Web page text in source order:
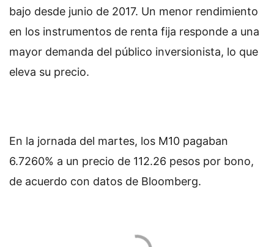
bajo desde junio de 2017. Un menor rendimiento
en los instrumentos de renta fija responde a una
mayor demanda del público inversionista, lo que
eleva su precio.
En la jornada del martes, los M10 pagaban
6.7260% a un precio de 112.26 pesos por bono,
de acuerdo con datos de Bloomberg.